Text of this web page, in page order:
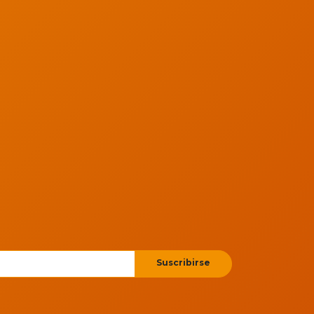
Suscribirse